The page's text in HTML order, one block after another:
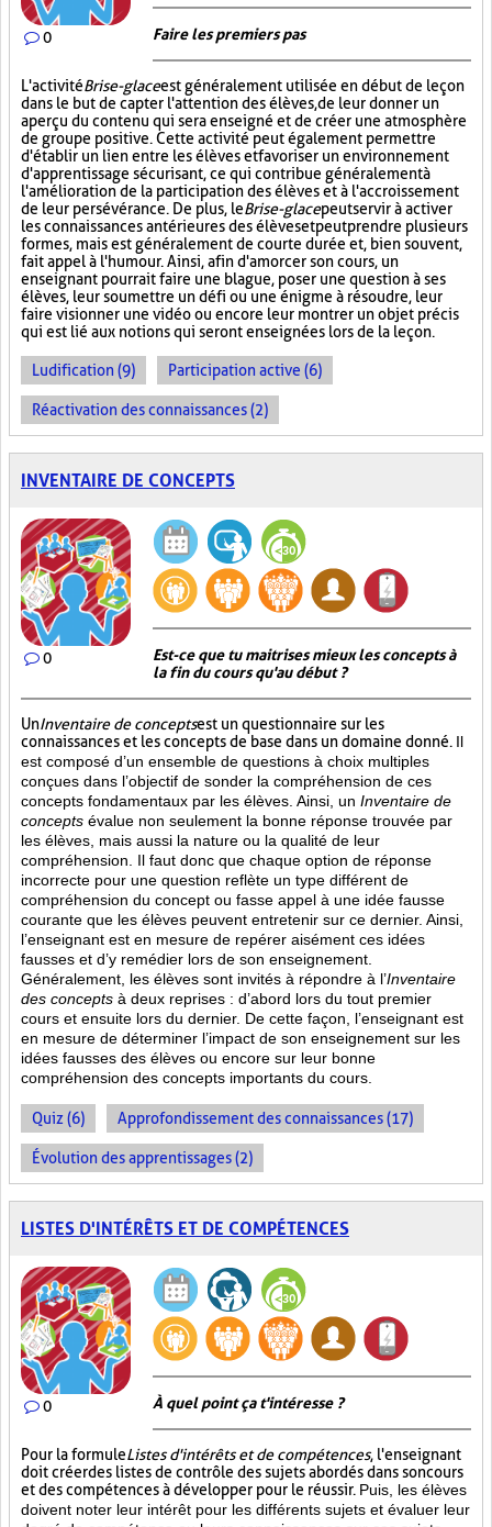
0 Faire les premiers pas
L'activitéBrise-glaceest généralement utilisée en début de leçon
dans le but de capter l'attention des élèves, de leur donner un
aperçu du contenu qui sera enseigné et de créer une atmosphère
de groupe positive. Cette activité peut également permettre
d'établir un lien entre les élèves et favoriser un environnement
d'apprentissage sécurisant, ce qui contribue généralement à
l'amélioration de la participation des élèves et à l'accroissement
de leur persévérance. De plus, leBrise-glacepeut servir à activer
les connaissances antérieures des élèves et peut prendre plusieurs
formes, mais est généralement de courte durée et, bien souvent,
fait appel à l'humour. Ainsi, afin d'amorcer son cours, un
enseignant pourrait faire une blague, poser une question à ses
élèves, leur soumettre un défi ou une énigme à résoudre, leur
faire visionner une vidéo ou encore leur montrer un objet précis
qui est lié aux notions qui seront enseignées lors de la leçon.
Ludification (9) Participation active (6)
Réactivation des connaissances (2)
INVENTAIRE DE CONCEPTS
0
Est-ce que tu maitrises mieux les concepts à
la fin du cours qu'au début ?
UnInventaire de conceptsest un questionnaire sur les
connaissances et les concepts de base dans un domaine donné. Il
est composé d’un ensemble de questions à choix multiples
conçues dans l’objectif de sonder la compréhension de ces
concepts fondamentaux par les élèves. Ainsi, un Inventaire de
concepts évalue non seulement la bonne réponse trouvée par
les élèves, mais aussi la nature ou la qualité de leur
compréhension. Il faut donc que chaque option de réponse
incorrecte pour une question reflète un type différent de
compréhension du concept ou fasse appel à une idée fausse
courante que les élèves peuvent entretenir sur ce dernier. Ainsi,
l’enseignant est en mesure de repérer aisément ces idées
fausses et d’y remédier lors de son enseignement.
Généralement, les élèves sont invités à répondre à l’Inventaire
des concepts à deux reprises : d’abord lors du tout premier
cours et ensuite lors du dernier. De cette façon, l’enseignant est
en mesure de déterminer l’impact de son enseignement sur les
idées fausses des élèves ou encore sur leur bonne
compréhension des concepts importants du cours.
Quiz (6) Approfondissement des connaissances (17)
Évolution des apprentissages (2)
LISTES D'INTÉRÊTS ET DE COMPÉTENCES
0 À quel point ça t'intéresse ?
Pour la formuleListes d'intérêts et de compétences, l'enseignant
doit créer des listes de contrôle des sujets abordés dans son cours
et des compétences à développer pour le réussir. Puis, les élèves
doivent noter leur intérêt pour les différents sujets et évaluer leur